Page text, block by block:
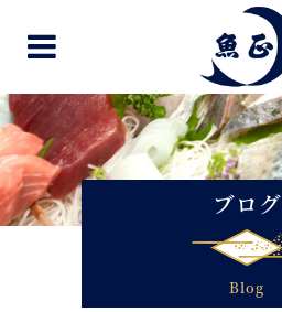
ブログ
Blog